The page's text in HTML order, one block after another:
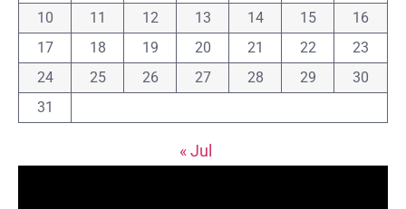
10
11 12 13 14 15
16
17
18 19 20 21 22
23
24
25 26 27 28 29
30
31
« Jul